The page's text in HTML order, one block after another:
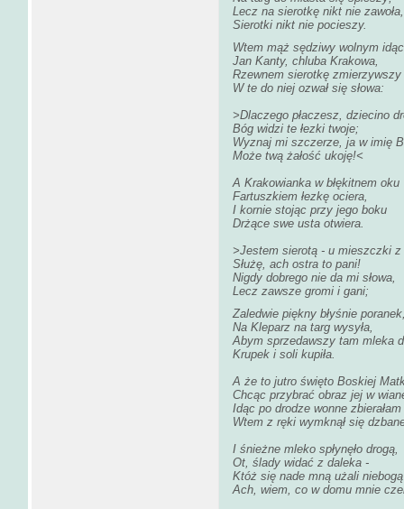
Lecz na sierotkę nikt nie zawoła,
Sierotki nikt nie pocieszy.
Wtem mąż sędziwy wolnym
Jan Kanty, chluba Krakowa,
Rzewnem sierotkę
W te do niej ozwał się słowa:
>Dlaczego płaczesz, dziecino
Bóg widzi te łezki twoje;
Wyznaj mi szczerze, ja w imię
Może twą żałość ukoję!<
A Krakowianka w błękitnem oku
Fartuszkiem łezkę ociera,
I kornie stojąc przy jego boku
Drżące swe usta otwiera.
>Jestem sierotą - u mieszczki z
Służę, ach ostra to pani!
Nigdy dobrego nie da mi słowa,
Lecz zawsze gromi i gani;
Zaledwie piękny błyśnie
Na Kleparz na targ wysyła,
Abym sprzedawszy tam mleka
Krupek i soli kupiła.
A że to jutro święto Boskiej
Chcąc przybrać obraz jej w
Idąc po drodze wonne
Wtem z ręki wymknął się
I śnieżne mleko spłynęło drogą,
Ot, ślady widać z daleka -
Któż się nade mną użali
Ach, wiem, co w domu mnie